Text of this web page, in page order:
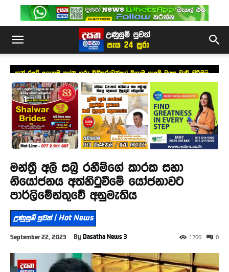
දැන් රටේ ලොකුම ප්‍රශ්න ගරු විනිසුරුවන්ගේ විශ්‍රාම යාමේ වයස වැඩි කිරීමයි –
සජිත්
මන්ත්‍රී අලි සබ්‍රි රහීම්ගේ කාරක සභා
නියෝජනය අත්හිටුවීමේ යෝජනාවට
පාර්ලිමේන්තුවේ අනුමැතිය
උණුසුම් පුවත් | Hot News
September 22, 2023 By Dasatha News 3 0
1200